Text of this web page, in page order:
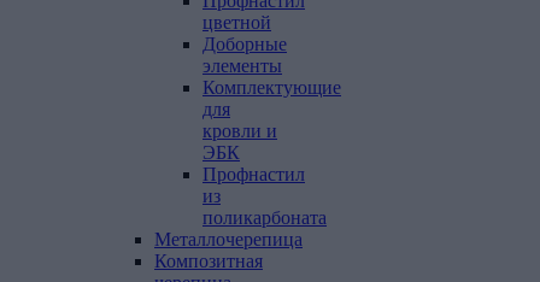
цветной
Доборные
элементы
Комплектующие
для
кровли и
ЭБК
Профнастил
из
поликарбоната
Металлочерепица
Композитная